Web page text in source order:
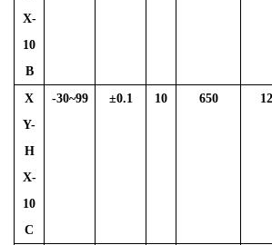
X-
10
B
X
Y-
H
X-
10
C
-30~99 ±0.1 10 650